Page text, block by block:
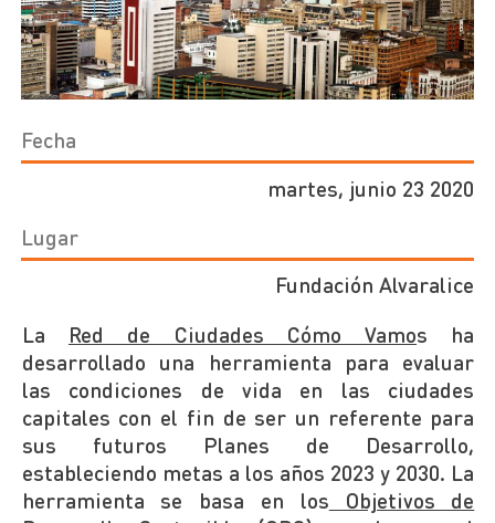
Fecha
martes, junio 23 2020
Lugar
Fundación Alvaralice
La Red de Ciudades Cómo Vamos ha
desarrollado una herramienta para evaluar
las condiciones de vida en las ciudades
capitales con el fin de ser un referente para
sus futuros Planes de Desarrollo,
estableciendo metas a los años 2023 y 2030. La
herramienta se basa en los Objetivos de